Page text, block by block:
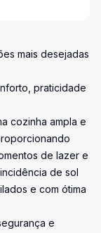
mais desejadas
praticidade
cozinha ampla e
de lazer e
de sol
e com ótima
e